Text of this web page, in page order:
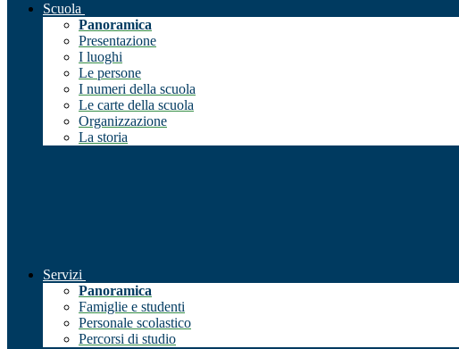
Scuola
Panoramica
Presentazione
I luoghi
Le persone
I numeri della scuola
Le carte della scuola
Organizzazione
La storia
Servizi
Panoramica
Famiglie e studenti
Personale scolastico
Percorsi di studio